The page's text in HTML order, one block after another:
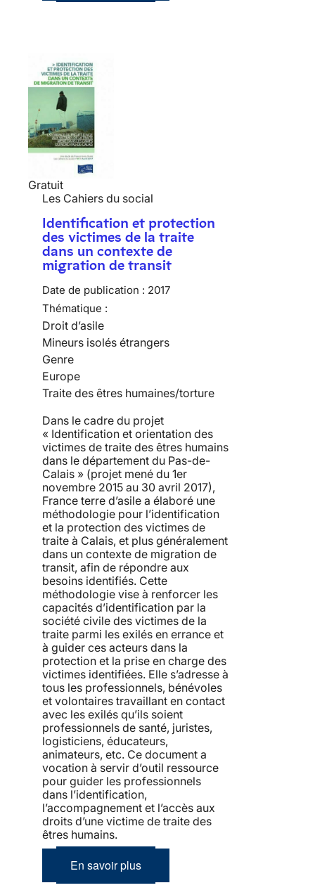
Gratuit
Les Cahiers du social
Identification et protection
des victimes de la traite
dans un contexte de
migration de transit
Date de publication : 2017
Thématique :
Droit d’asile
Mineurs isolés étrangers
Genre
Europe
Traite des êtres humaines/torture
Dans le cadre du projet
« Identification et orientation des
victimes de traite des êtres humains
dans le département du Pas-de-
Calais » (projet mené du 1er
novembre 2015 au 30 avril 2017),
France terre d’asile a élaboré une
méthodologie pour l’identification
et la protection des victimes de
traite à Calais, et plus généralement
dans un contexte de migration de
transit, afin de répondre aux
besoins identifiés. Cette
méthodologie vise à renforcer les
capacités d’identification par la
société civile des victimes de la
traite parmi les exilés en errance et
à guider ces acteurs dans la
protection et la prise en charge des
victimes identifiées. Elle s’adresse à
tous les professionnels, bénévoles
et volontaires travaillant en contact
avec les exilés qu’ils soient
professionnels de santé, juristes,
logisticiens, éducateurs,
animateurs, etc. Ce document a
vocation à servir d’outil ressource
pour guider les professionnels
dans l’identification,
l’accompagnement et l’accès aux
droits d’une victime de traite des
êtres humains.
En savoir plus